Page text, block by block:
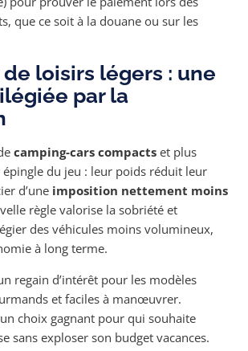
que ce soit à la douane ou sur les
loisirs légers : une
par la
camping-cars compacts et plus
du jeu : leur poids réduit leur
d’une imposition nettement moins
règle valorise la sobriété et
des véhicules moins volumineux,
à long terme.
regain d’intérêt pour les modèles
et faciles à manœuvrer.
un choix gagnant pour qui souhaite
sans exploser son budget vacances.